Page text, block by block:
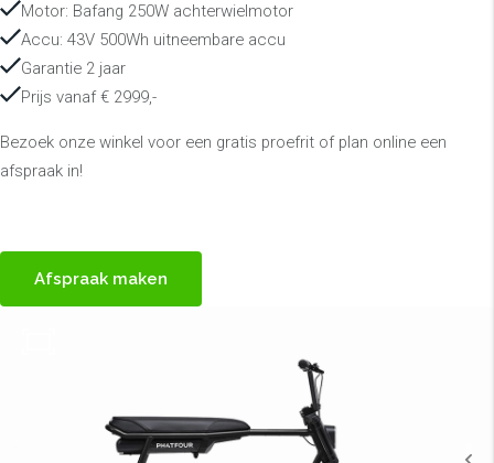
Motor: Bafang 250W achterwielmotor
Accu: 43V 500Wh uitneembare accu
Garantie 2 jaar
Prijs vanaf € 2999,-
Bezoek onze winkel voor een gratis proefrit of plan online een
afspraak in!
Afspraak maken